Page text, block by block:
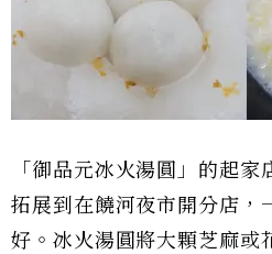
「御品元冰火湯圓」的起
拓展到在饒河夜市開分店，
好。冰火湯圓將大顆芝麻或